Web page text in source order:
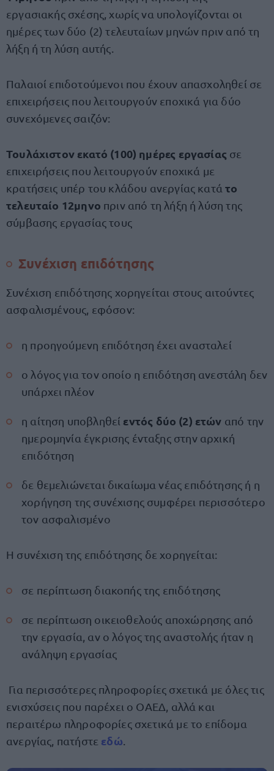
εργασιακής σχέσης, χωρίς να υπολογίζονται οι
ημέρες των δύο (2) τελευταίων μηνών πριν από τη
λήξη ή τη λύση αυτής.
Παλαιοί επιδοτούμενοι που έχουν απασχοληθεί σε
επιχειρήσεις που λειτουργούν εποχικά για δύο
συνεχόμενες σαιζόν:
Τουλάχιστον εκατό (100) ημέρες εργασίας σε
επιχειρήσεις που λειτουργούν εποχικά με
κρατήσεις υπέρ του κλάδου ανεργίας κατάτο
τελευταίο 12μηνο πριν από τη λήξη ή λύση της
σύμβασης εργασίας τους
Συνέχιση επιδότησης
Συνέχιση επιδότησης χορηγείται στους αιτούντες
ασφαλισμένους, εφόσον:
η προηγούμενη επιδότηση έχει ανασταλεί
ο λόγος για τον οποίο η επιδότηση ανεστάλη δεν
υπάρχει πλέον
η αίτηση υποβληθεί εντός δύο (2) ετών από την
ημερομηνία έγκρισης ένταξης στην αρχική
επιδότηση
δε θεμελιώνεται δικαίωμα νέας επιδότησης ή η
χορήγηση της συνέχισης συμφέρει περισσότερο
τον ασφαλισμένο
Η συνέχιση της επιδότησης δε χορηγείται:
σε περίπτωση διακοπής της επιδότησης
σε περίπτωση οικειοθελούς αποχώρησης από
την εργασία, αν ο λόγος της αναστολής ήταν η
ανάληψη εργασίας
Για περισσότερες πληροφορίες σχετικά με όλες τις
ενισχύσεις που παρέχει ο ΟΑΕΔ, αλλά και
περαιτέρω πληροφορίες σχετικά με το επίδομα
ανεργίας, πατήστε εδώ